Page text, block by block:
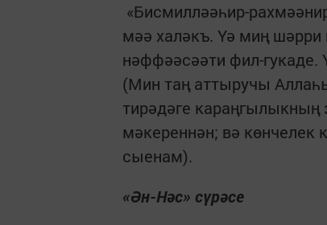
«Бисмилләәһир-
мәә халәкъ. Үә миң шәрри
нәффәәсәәти фил-гукаде.
(Мин таң аттыручы
тирәдәге
мәкереннән; вә
сыенам).
«Ән-Нәс» сүрәсе